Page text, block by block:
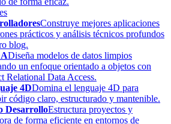
Construye mejores aplicaciones
prácticos y análisis técnicos profundos
blog.
Diseña modelos de datos limpios
un enfoque orientado a objetos con
Relational Data Access.
4DDomina el lenguaje 4D para
código claro, estructurado y mantenible.
DesarrolloEstructura proyectos y
de forma eficiente en entornos de